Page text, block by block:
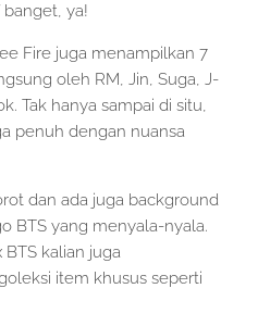
banget, ya!
Fire juga menampilkan 7
oleh RM, Jin, Suga, J-
Tak hanya sampai di situ,
penuh dengan nuansa
dan ada juga background
BTS yang menyala-nyala.
kalian juga
item khusus seperti